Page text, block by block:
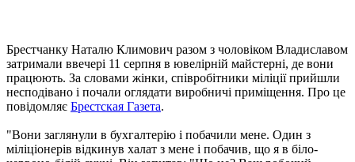
Брестчанку Наталю Климович разом з чоловіком Владиславом
затримали ввечері 11 серпня в ювелірній майстерні, де вони
працюють. За словами жінки, співробітники міліції прийшли
несподівано і почали оглядати виробничі приміщення. Про це
повідомляє Брестская Газета.
"Вони заглянули в бухгалтерію і побачили мене. Один з
міліціонерів відкинув халат з мене і побачив, що я в біло-